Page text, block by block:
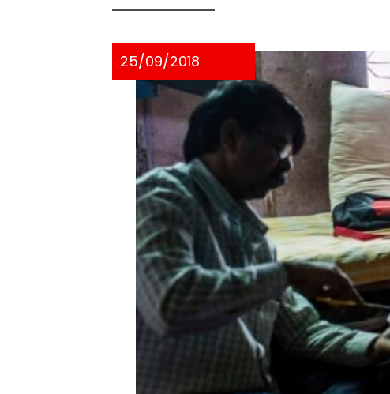
25/09/2018